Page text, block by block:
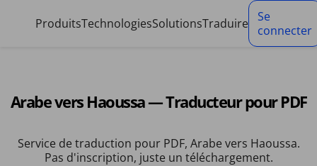
ProduitsTechnologiesSolutionsTraduire
Se
connecter
Arabe vers Haoussa — Traducteur pour PDF
Service de traduction pour PDF, Arabe vers Haoussa.
Pas d'inscription, juste un téléchargement.